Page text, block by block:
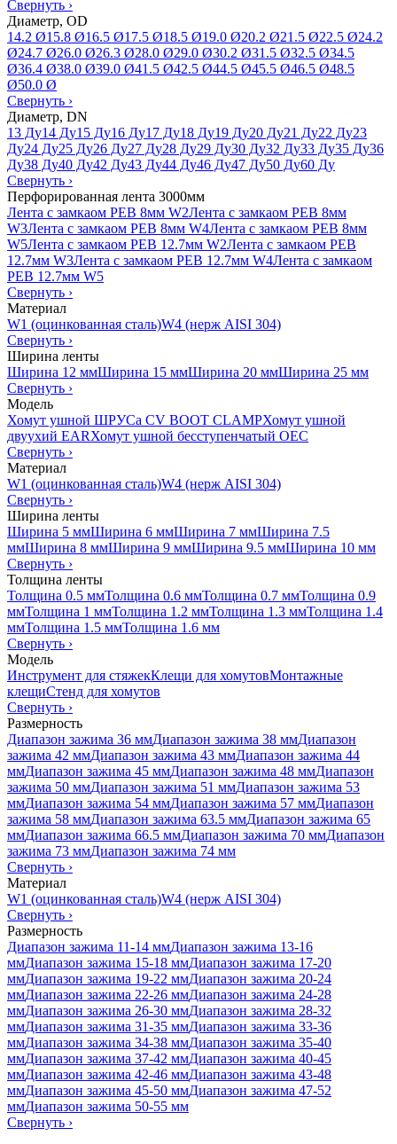
Свернуть ›
Диаметр, OD
14.2 Ø15.8 Ø16.5 Ø17.5 Ø18.5 Ø19.0 Ø20.2 Ø21.5 Ø22.5 Ø24.2
Ø24.7 Ø26.0 Ø26.3 Ø28.0 Ø29.0 Ø30.2 Ø31.5 Ø32.5 Ø34.5
Ø36.4 Ø38.0 Ø39.0 Ø41.5 Ø42.5 Ø44.5 Ø45.5 Ø46.5 Ø48.5
Ø50.0 Ø
Свернуть ›
Диаметр, DN
13 Ду14 Ду15 Ду16 Ду17 Ду18 Ду19 Ду20 Ду21 Ду22 Ду23
Ду24 Ду25 Ду26 Ду27 Ду28 Ду29 Ду30 Ду32 Ду33 Ду35 Ду36
Ду38 Ду40 Ду42 Ду43 Ду44 Ду46 Ду47 Ду50 Ду60 Ду
Свернуть ›
Перфорированная лента 3000мм
Лента с замкаом PEB 8мм W2Лента с замкаом PEB 8мм
W3Лента с замкаом PEB 8мм W4Лента с замкаом PEB 8мм
W5Лента с замкаом PEB 12.7мм W2Лента с замкаом PEB
12.7мм W3Лента с замкаом PEB 12.7мм W4Лента с замкаом
PEB 12.7мм W5
Свернуть ›
Материал
W1 (оцинкованная сталь)W4 (нерж AISI 304)
Свернуть ›
Ширина ленты
Ширина 12 ммШирина 15 ммШирина 20 ммШирина 25 мм
Свернуть ›
Модель
Хомут ушной ШРУСа CV BOOT CLAMPХомут ушной
двуухий EARХомут ушной бесступенчатый OEC
Свернуть ›
Материал
W1 (оцинкованная сталь)W4 (нерж AISI 304)
Свернуть ›
Ширина ленты
Ширина 5 ммШирина 6 ммШирина 7 ммШирина 7.5
ммШирина 8 ммШирина 9 ммШирина 9.5 ммШирина 10 мм
Свернуть ›
Толщина ленты
Толщина 0.5 ммТолщина 0.6 ммТолщина 0.7 ммТолщина 0.9
ммТолщина 1 ммТолщина 1.2 ммТолщина 1.3 ммТолщина 1.4
ммТолщина 1.5 ммТолщина 1.6 мм
Свернуть ›
Модель
Инструмент для стяжекКлещи для хомутовМонтажные
клещиСтенд для хомутов
Свернуть ›
Размерность
Диапазон зажима 36 ммДиапазон зажима 38 ммДиапазон
зажима 42 ммДиапазон зажима 43 ммДиапазон зажима 44
ммДиапазон зажима 45 ммДиапазон зажима 48 ммДиапазон
зажима 50 ммДиапазон зажима 51 ммДиапазон зажима 53
ммДиапазон зажима 54 ммДиапазон зажима 57 ммДиапазон
зажима 58 ммДиапазон зажима 63.5 ммДиапазон зажима 65
ммДиапазон зажима 66.5 ммДиапазон зажима 70 ммДиапазон
зажима 73 ммДиапазон зажима 74 мм
Свернуть ›
Материал
W1 (оцинкованная сталь)W4 (нерж AISI 304)
Свернуть ›
Размерность
Диапазон зажима 11-14 ммДиапазон зажима 13-16
ммДиапазон зажима 15-18 ммДиапазон зажима 17-20
ммДиапазон зажима 19-22 ммДиапазон зажима 20-24
ммДиапазон зажима 22-26 ммДиапазон зажима 24-28
ммДиапазон зажима 26-30 ммДиапазон зажима 28-32
ммДиапазон зажима 31-35 ммДиапазон зажима 33-36
ммДиапазон зажима 34-38 ммДиапазон зажима 35-40
ммДиапазон зажима 37-42 ммДиапазон зажима 40-45
ммДиапазон зажима 42-46 ммДиапазон зажима 43-48
ммДиапазон зажима 45-50 ммДиапазон зажима 47-52
ммДиапазон зажима 50-55 мм
Свернуть ›